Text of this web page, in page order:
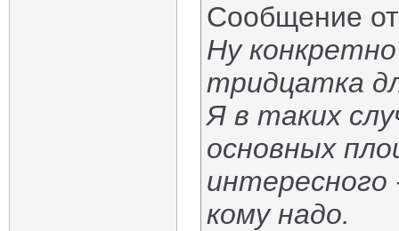
Сообщение
Ну
тридцатка
Я в таких
основных
кому надо.